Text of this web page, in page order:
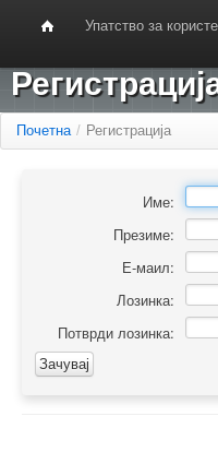
Упатство за
Почетна / Регистрација
Име:
Презиме:
Е-маил:
Лозинка:
Потврди лозинка: